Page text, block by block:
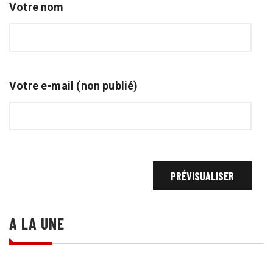
Votre nom
Votre e-mail (non publié)
A LA UNE